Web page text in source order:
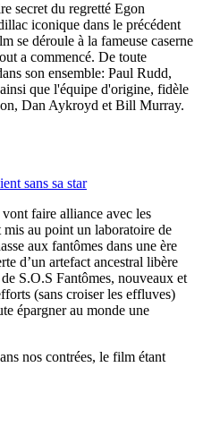
secret du regretté Egon
iconique dans le précédent
se déroule à la fameuse caserne
a commencé. De toute
son ensemble: Paul Rudd,
que l'équipe d'origine, fidèle
Dan Aykroyd et Bill Murray.
sans sa star
faire alliance avec les
au point un laboratoire de
aux fantômes dans une ère
d’un artefact ancestral libère
S.O.S Fantômes, nouveaux et
(sans croiser les effluves)
épargner au monde une
nos contrées, le film étant